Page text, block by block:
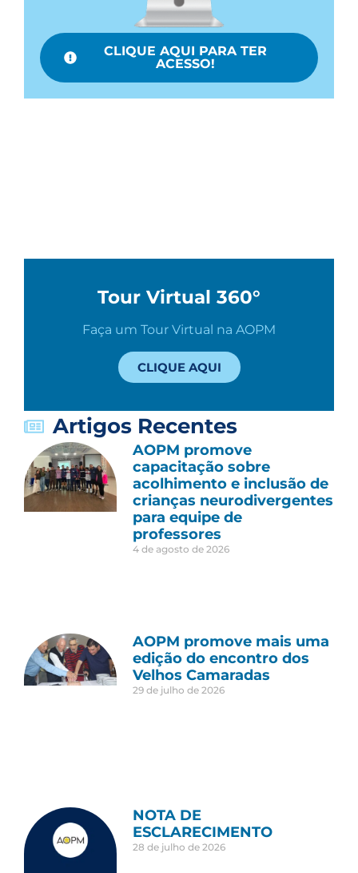
CLIQUE AQUI PARA TER
ACESSO!
Tour Virtual 360°
Faça um Tour Virtual na AOPM
CLIQUE AQUI
Artigos Recentes
AOPM promove
capacitação sobre
acolhimento e inclusão de
crianças neurodivergentes
para equipe de
professores
4 de agosto de 2026
AOPM promove mais uma
edição do encontro dos
Velhos Camaradas
29 de julho de 2026
NOTA DE
ESCLARECIMENTO
28 de julho de 2026